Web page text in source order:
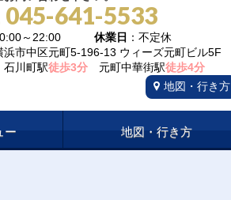
045-641-5533
～22:00 休業日 ：不定休
浜市中区元町5-196-13 ウィーズ元町ビル5F
石川町駅徒歩3分 元町中華街駅徒歩4分
地図・行き方
ー 地図・行き方